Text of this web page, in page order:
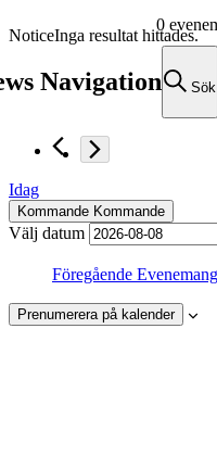
0
NoticeInga resultat hittades.
Navigation Sök
Idag
Kommande Kommande
Välj datum
Föregående Evenemang
Prenumerera på kalender